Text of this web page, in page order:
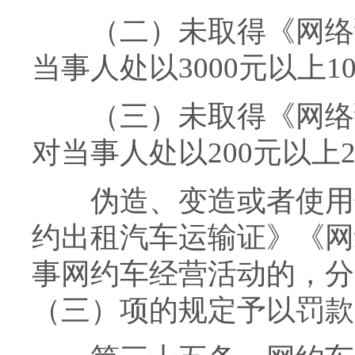
（二）未取得《网络
当事人处以3000元以上
（三）未取得《网络
对当事人处以200元以上
伪造、变造或者使用
约出租汽车运输证》《
事网约车经营活动的，
（三）项的规定予以罚